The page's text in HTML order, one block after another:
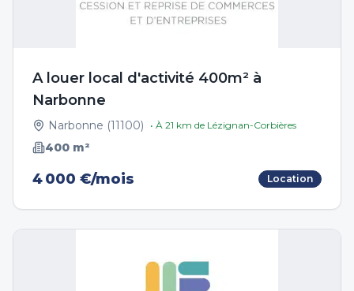
A louer local d'activité 400m² à
Narbonne
Narbonne (11100) • À 21 km de Lézignan-Corbières
400 m²
4 000 €/mois Location